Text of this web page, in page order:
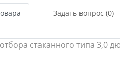
Задать вопрос (0)
стаканного типа 3,0